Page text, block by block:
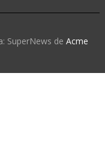
SuperNews de Acme